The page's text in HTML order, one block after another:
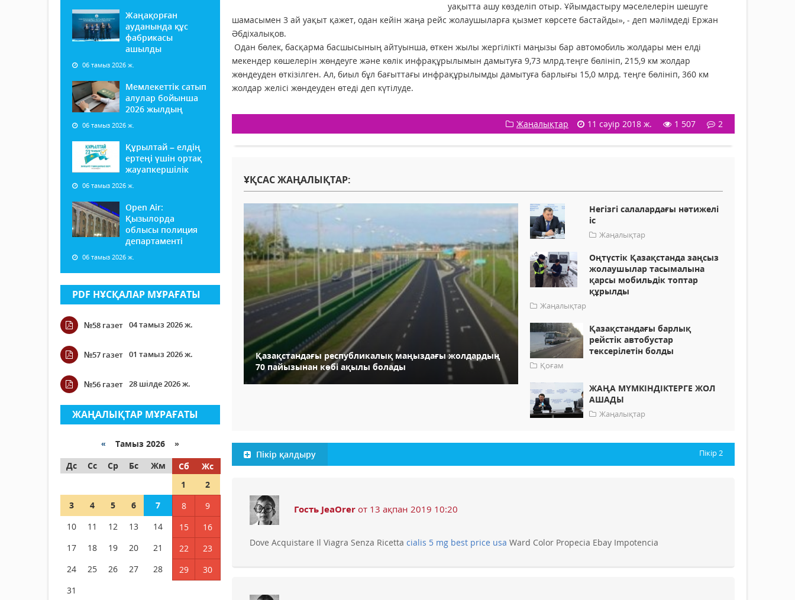
Жаңақорған
ауданында құс
фабрикасы
ашылды
06 тамыз 2026 ж.
Мемлекеттік сатып
алулар бойынша
2026 жылдың
06 тамыз 2026 ж.
Құрылтай – елдің
ертеңі үшін ортақ
жауапкершілік
06 тамыз 2026 ж.
Open Air:
Қызылорда
облысы полиция
департаменті
06 тамыз 2026 ж.
PDF НҰСҚАЛАР МҰРАҒАТЫ
№58 газет 04 тамыз 2026 ж.
№57 газет 01 тамыз 2026 ж.
№56 газет 28 шілде 2026 ж.
ЖАҢАЛЫҚТАР МҰРАҒАТЫ
« Тамыз 2026 »
Дс
Сс Ср Бс Жм Сб
Жс
1
2
3
4 5 6 7 8
9
10
11 12 13 14 15
16
17
18 19 20 21 22
23
24
25 26 27 28 29
30
31
уақытта ашу көзделіп отыр. Ұйымдастыру мәселелерін шешуге
шамасымен 3 ай уақыт қажет, одан кейін жаңа рейс жолаушыларға қызмет көрсете бастайды», - деп мәлімдеді Ержан
Әбдіхалықов.
Одан бөлек, басқарма басшысының айтуынша, өткен жылы жергілікті маңызы бар автомобиль жолдары мен елді
мекендер көшелерін жөндеуге және көлік инфрақұрылымын дамытуға 9,73 млрд.теңге бөлініп, 215,9 км жолдар
жөндеуден өткізілген. Ал, биыл бұл бағыттағы инфрақұрылымды дамытуға барлығы 15,0 млрд. теңге бөлініп, 360 км
жолдар желісі жөндеуден өтеді деп күтілуде.
Жаңалықтар 11 сәуір 2018 ж. 1 507 2
ҰҚСАС ЖАҢАЛЫҚТАР:
Қазақстандағы республикалық маңыздағы жолдардың
70 пайызынан көбі ақылы болады
Негізгі салалардағы нәтижелі
іс
Жаңалықтар
Оңтүстік Қазақстанда заңсыз
жолаушылар тасымалына
қарсы мобильдік топтар
құрылды
Жаңалықтар
Қазақстандағы барлық
рейстік автобустар
тексерілетін болды
Қоғам
ЖАҢА МҮМКІНДІКТЕРГЕ ЖОЛ
АШАДЫ
Жаңалықтар
Пікір қалдыру Пікір2
Гость JeaOrer от 13 ақпан 2019 10:20
Dove Acquistare Il Viagra Senza Ricetta cialis 5 mg best price usa Ward Color Propecia Ebay Impotencia